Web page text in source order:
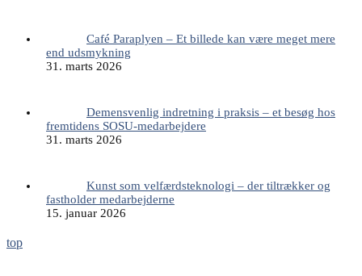
Café Paraplyen – Et billede kan være meget mere
end udsmykning
31. marts 2026
Demensvenlig indretning i praksis – et besøg hos
fremtidens SOSU-medarbejdere
31. marts 2026
Kunst som velfærdsteknologi – der tiltrækker og
fastholder medarbejderne
15. januar 2026
top